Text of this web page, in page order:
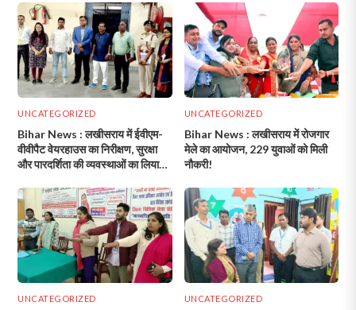
UNCATEGORIZED
Bihar News : लखीसराय में ईवीएम-
वीवीपैट वेयरहाउस का निरीक्षण, सुरक्षा
और पारदर्शिता की व्यवस्थाओं का लिया
UNCATEGORIZED
Bihar News : लखीसराय में रोजगार
मेले का आयोजन, 229 युवाओं को मिली
नौकरी!
UNCATEGORIZED UNCATEGORIZED